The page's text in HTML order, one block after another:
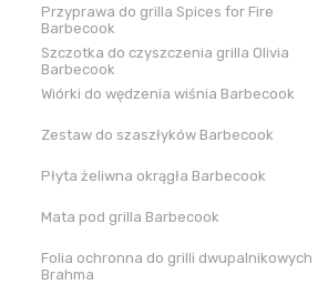
Przyprawa do grilla Spices for Fire
Barbecook
Szczotka do czyszczenia grilla Olivia
Barbecook
Wiórki do wędzenia wiśnia Barbecook
Zestaw do szaszłyków Barbecook
Płyta żeliwna okrągła Barbecook
Mata pod grilla Barbecook
Folia ochronna do grilli dwupalnikowych
Brahma